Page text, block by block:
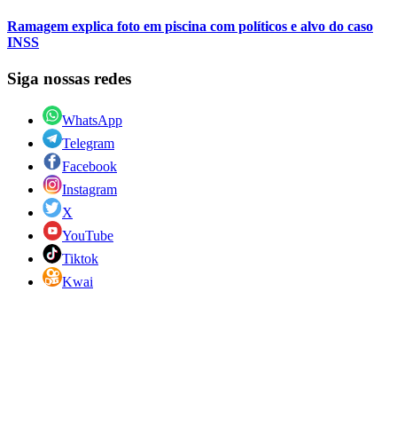
Ramagem explica foto em piscina com políticos e alvo do caso
INSS
Siga nossas redes
WhatsApp
Telegram
Facebook
Instagram
X
YouTube
Tiktok
Kwai